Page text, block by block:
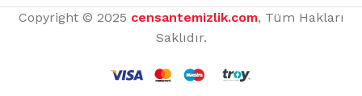
Copyright © 2025 censantemizlik.com, Tüm Hakları
Saklıdır.